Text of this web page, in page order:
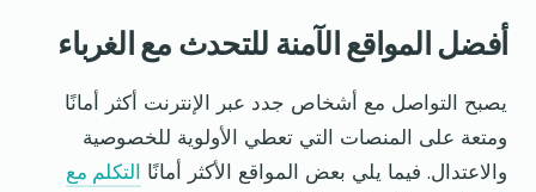
أفضل المواقع الآمنة للتحدث مع الغرباء
يصبح التواصل مع أشخاص جدد عبر الإنترنت أكثر أمانًا
ومتعة على المنصات التي تعطي الأولوية للخصوصية
والاعتدال. فيما يلي بعض المواقع الأكثر أمانًا التكلم مع